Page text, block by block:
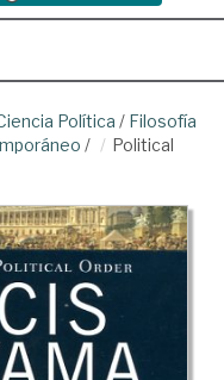
Política / Filosofía
/
Political